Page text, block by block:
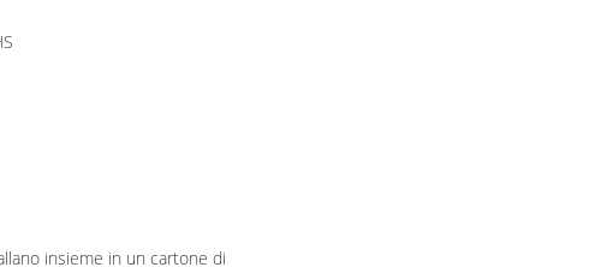
insieme in un cartone di